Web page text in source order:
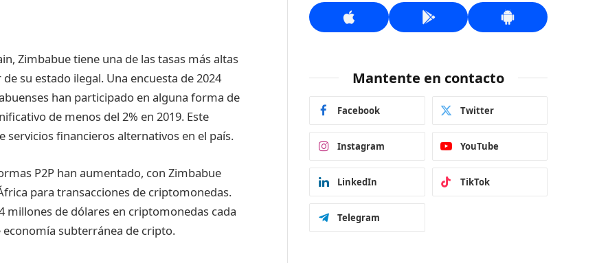
Zimbabue tiene una de las tasas más altas
su estado ilegal. Una encuesta de 2024
han participado en alguna forma de
de menos del 2% en 2019. Este
financieros alternativos en el país.
P2P han aumentado, con Zimbabue
para transacciones de criptomonedas.
millones de dólares en criptomonedas cada
economía subterránea de cripto.
Mantente en contacto
Facebook Twitter
Instagram YouTube
LinkedIn TikTok
Telegram